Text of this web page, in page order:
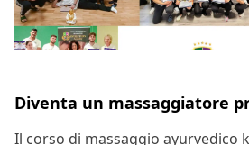
Diventa un massaggiatore
Il corso di massaggio ayurvedico